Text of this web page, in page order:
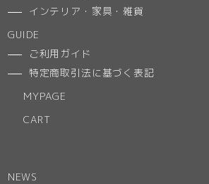
インテリア・家具・雑貨
GUIDE
ご利用ガイド
特定商取引法に基づく表記
MYPAGE
CART
NEWS